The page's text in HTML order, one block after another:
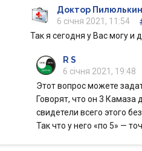
Доктор Пилюлькин
6 січня 2021, 11:54
Так я сегодня у Вас могу и
R S
6 січня 2021, 19:48
Этот вопрос можете
Говорят, что он 3 Камаза
свидетели всего этого
Так что у него «по 5» —